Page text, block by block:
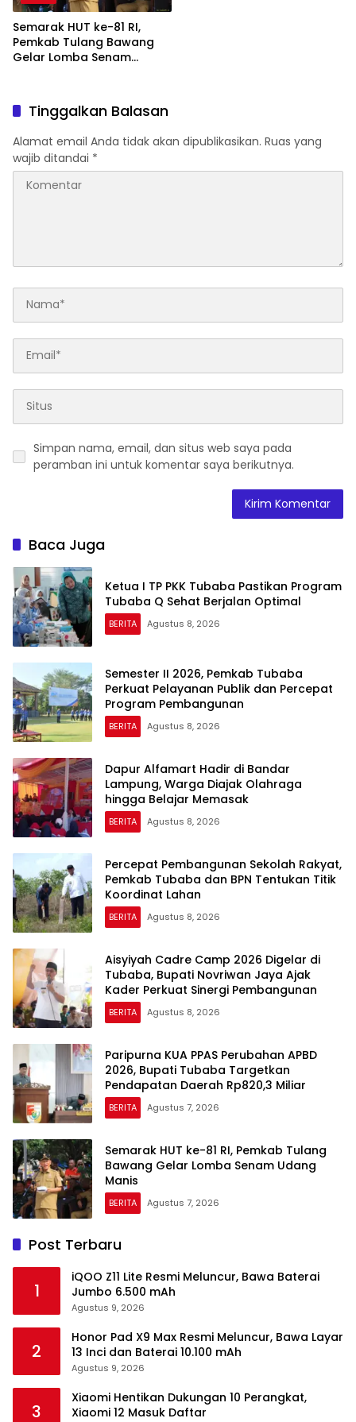
Semarak HUT ke-81 RI,
Pemkab Tulang Bawang
Gelar Lomba Senam
Tinggalkan Balasan
Alamat email Anda tidak akan dipublikasikan. Ruas yang
wajib ditandai *
Simpan nama, email, dan situs web saya pada
peramban ini untuk komentar saya berikutnya.
Baca Juga
Ketua I TP PKK Tubaba Pastikan Program
Tubaba Q Sehat Berjalan Optimal
BERITA Agustus 8, 2026
Semester II 2026, Pemkab Tubaba
Perkuat Pelayanan Publik dan Percepat
Program Pembangunan
BERITA Agustus 8, 2026
Dapur Alfamart Hadir di Bandar
Lampung, Warga Diajak Olahraga
hingga Belajar Memasak
BERITA Agustus 8, 2026
Percepat Pembangunan Sekolah Rakyat,
Pemkab Tubaba dan BPN Tentukan Titik
Koordinat Lahan
BERITA Agustus 8, 2026
Aisyiyah Cadre Camp 2026 Digelar di
Tubaba, Bupati Novriwan Jaya Ajak
Kader Perkuat Sinergi Pembangunan
BERITA Agustus 8, 2026
Paripurna KUA PPAS Perubahan APBD
2026, Bupati Tubaba Targetkan
Pendapatan Daerah Rp820,3 Miliar
BERITA Agustus 7, 2026
Semarak HUT ke-81 RI, Pemkab Tulang
Bawang Gelar Lomba Senam Udang
Manis
BERITA Agustus 7, 2026
Post Terbaru
1
iQOO Z11 Lite Resmi Meluncur, Bawa Baterai
Jumbo 6.500 mAh
Agustus 9, 2026
2
Honor Pad X9 Max Resmi Meluncur, Bawa Layar
13 Inci dan Baterai 10.100 mAh
Agustus 9, 2026
3
Xiaomi Hentikan Dukungan 10 Perangkat,
Xiaomi 12 Masuk Daftar